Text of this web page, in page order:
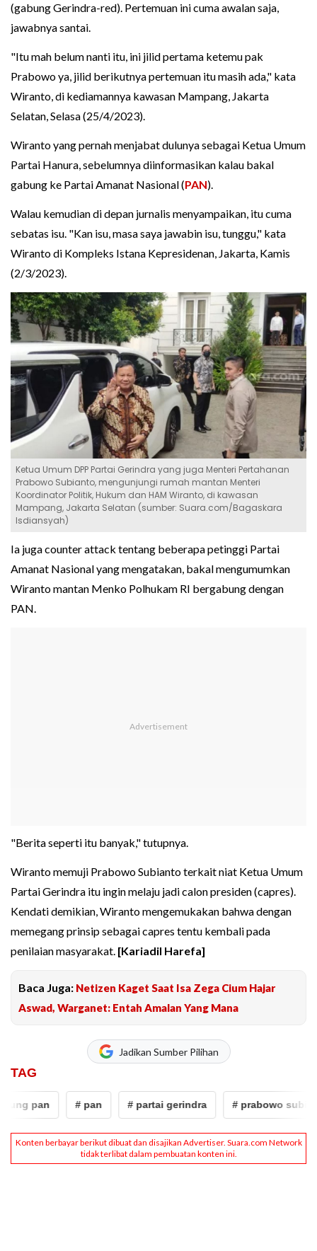
(gabung Gerindra-red). Pertemuan ini cuma awalan saja,
jawabnya santai.
"Itu mah belum nanti itu, ini jilid pertama ketemu pak
Prabowo ya, jilid berikutnya pertemuan itu masih ada," kata
Wiranto, di kediamannya kawasan Mampang, Jakarta
Selatan, Selasa (25/4/2023).
Wiranto yang pernah menjabat dulunya sebagai Ketua Umum
Partai Hanura, sebelumnya diinformasikan kalau bakal
gabung ke Partai Amanat Nasional (PAN).
Walau kemudian di depan jurnalis menyampaikan, itu cuma
sebatas isu. "Kan isu, masa saya jawabin isu, tunggu," kata
Wiranto di Kompleks Istana Kepresidenan, Jakarta, Kamis
(2/3/2023).
Ketua Umum DPP Partai Gerindra yang juga Menteri Pertahanan
Prabowo Subianto, mengunjungi rumah mantan Menteri
Koordinator Politik, Hukum dan HAM Wiranto, di kawasan
Mampang, Jakarta Selatan (sumber: Suara.com/Bagaskara
Isdiansyah)
Ia juga counter attack tentang beberapa petinggi Partai
Amanat Nasional yang mengatakan, bakal mengumumkan
Wiranto mantan Menko Polhukam RI bergabung dengan
PAN.
"Berita seperti itu banyak," tutupnya.
Wiranto memuji Prabowo Subianto terkait niat Ketua Umum
Partai Gerindra itu ingin melaju jadi calon presiden (capres).
Kendati demikian, Wiranto mengemukakan bahwa dengan
memegang prinsip sebagai capres tentu kembali pada
penilaian masyarakat. [Kariadil Harefa]
Baca Juga: Netizen Kaget Saat Isa Zega Cium Hajar
Aswad, Warganet: Entah Amalan Yang Mana
Jadikan Sumber Pilihan
TAG
pan # pan # partai gerindra # prabowo subianto